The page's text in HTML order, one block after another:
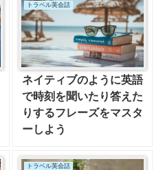
トラベル英会話
ネイティブのように英語
で時刻を聞いたり答えた
りするフレーズをマスタ
ーしよう
トラベル英会話